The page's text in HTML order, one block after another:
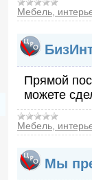
Мебель,
Прямой
можете
Мебель,
Мы